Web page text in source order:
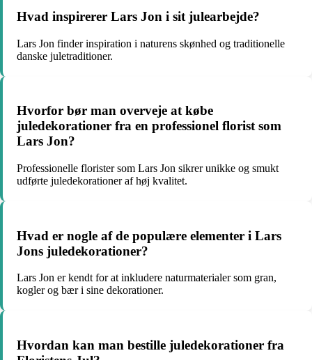
Hvad inspirerer Lars Jon i sit julearbejde?
Lars Jon finder inspiration i naturens skønhed og traditionelle
danske juletraditioner.
Hvorfor bør man overveje at købe
juledekorationer fra en professionel florist som
Lars Jon?
Professionelle florister som Lars Jon sikrer unikke og smukt
udførte juledekorationer af høj kvalitet.
Hvad er nogle af de populære elementer i Lars
Jons juledekorationer?
Lars Jon er kendt for at inkludere naturmaterialer som gran,
kogler og bær i sine dekorationer.
Hvordan kan man bestille juledekorationer fra